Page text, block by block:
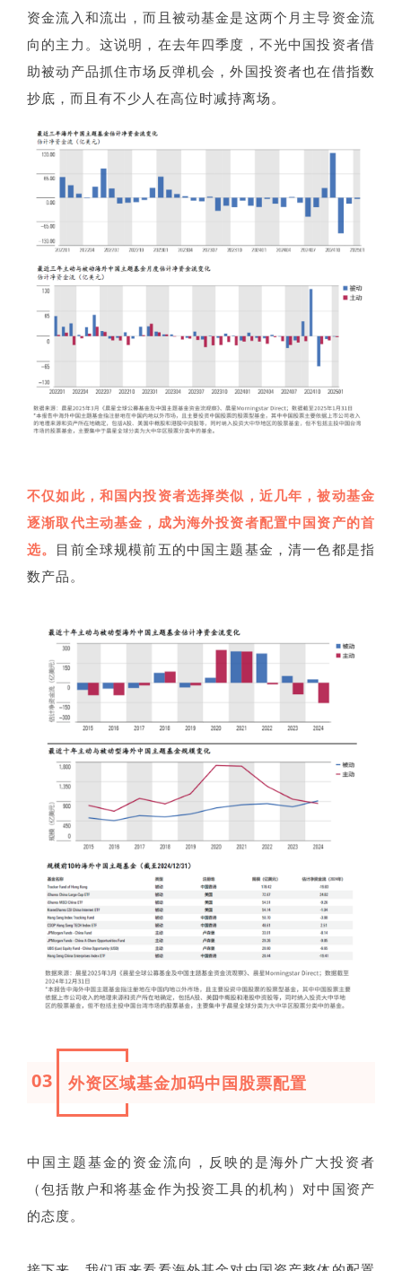
资金流入和流出，而且被动基金是这两个月主导资金流
向的主力。这说明，在去年四季度，不光中国投资者借
助被动产品抓住市场反弹机会，外国投资者也在借指数
抄底，而且有不少人在高位时减持离场。
不仅如此，和国内投资者选择类似，近几年，被动基金
逐渐取代主动基金，成为海外投资者配置中国资产的首
选。 目前全球规模前五的中国主题基金，清一色都是指
数产品。
03 外资区域基金加码中国股票配置
中国主题基金的资金流向，反映的是海外广大投资者
（包括散户和将基金作为投资工具的机构）对中国资产
的态度。